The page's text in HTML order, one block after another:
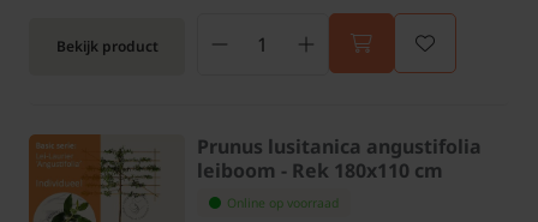
Bekijk product
Prunus lusitanica angustifolia
leiboom - Rek 180x110 cm
Online op voorraad